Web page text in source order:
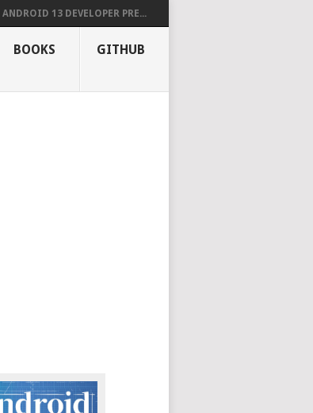
ANDROID 13 DEVELOPER PRE...
BOOKS GITHUB